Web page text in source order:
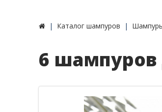
Каталог шампуров
6 шампуров